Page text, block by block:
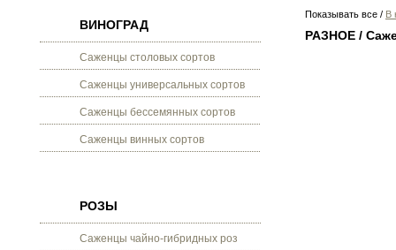
ВИНОГРАД
Саженцы столовых сортов
Саженцы универсальных сортов
Саженцы бессемянных сортов
Саженцы винных сортов
РОЗЫ
Саженцы чайно-гибридных роз
Показывать все / В
РАЗНОЕ /